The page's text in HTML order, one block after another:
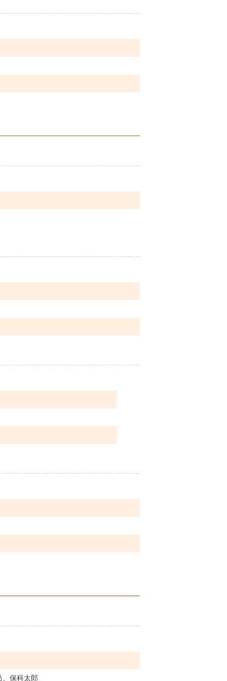
、保科太郎